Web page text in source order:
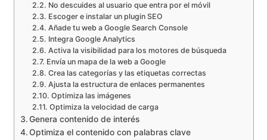
No descuides al usuario que entra por el móvil
Escoger e instalar un plugin SEO
Añade tu web a Google Search Console
Integra Google Analytics
Activa la visibilidad para los motores de búsqueda
Envía un mapa de la web a Google
Crea las categorías y las etiquetas correctas
Ajusta la estructura de enlaces permanentes
Optimiza las imágenes
Optimiza la velocidad de carga
Genera contenido de interés
Optimiza el contenido con palabras clave